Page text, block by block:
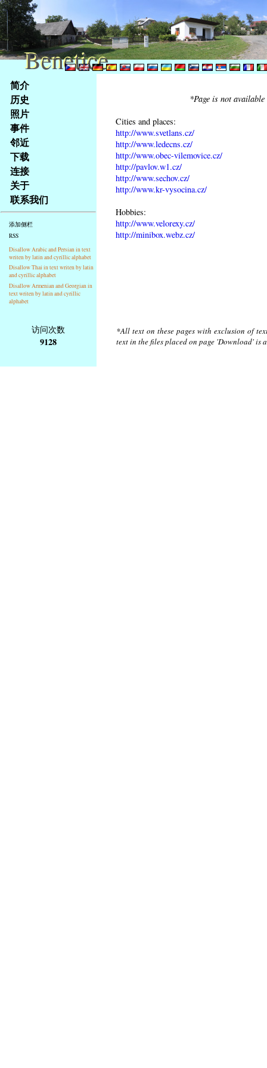
Na
obsah
stránky
Klávesové
zkratky
tomto
webu
základní
Hlavní
strana
简介
历史
照片
事件
邻近
下载
连接
关于
联系我们
添加侧栏
RSS
Disallow Arabic and Persian in text
writen by latin and cyrillic alphabet
Disallow Thai in text writen by latin
and cyrillic alphabet
Disallow Armenian and Georgian in
text writen by latin and cyrillic
alphabet
*Page is not
Cities and places:
http://www.svetlans.cz/
http://www.ledecns.cz/
http://www.obec-vilemovice.cz/
http://pavlov.w1.cz/
http://www.sechov.cz/
http://www.kr-vysocina.cz/
Hobbies:
http://www.velorexy.cz/
http://minibox.webz.cz/
访问次数
9128
*All text on these pages with exclusion of
text in the files placed on page 'Download'
Benetice
Benetice